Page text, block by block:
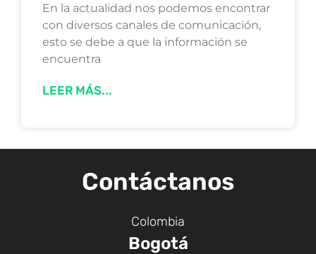
En la actualidad nos podemos encontrar
con diversos canales de comunicación,
esto se debe a que la información se
encuentra
LEER MÁS...
Contáctanos
Colombia
Bogotá